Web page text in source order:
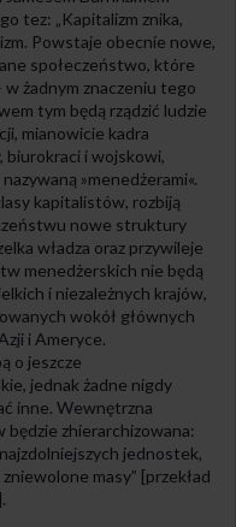
tez: „Kapitalizm znika,
Powstaje obecnie nowe,
społeczeństwo, które
żadnym znaczeniu tego
tym będą rządzić ludzie
mianowicie kadra
i wojskowi,
»menedżerami«.
kapitalistów, rozbiją
nowe struktury
władza oraz przywileje
menedżerskich nie będą
i niezależnych krajów,
wokół głównych
i Ameryce.
o jeszcze
jednak żadne nigdy
inne. Wewnętrzna
zhierarchizowana:
jednostek,
masy” [przekład